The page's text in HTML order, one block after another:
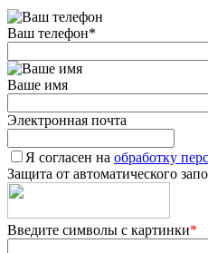
Ваш телефон*
Ваше имя
Электронная почта
Я согласен на обработку
Защита от автоматического
Введите символы с картинки*